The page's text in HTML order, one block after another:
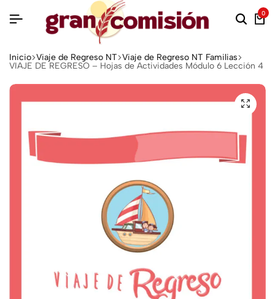
0
Inicio Viaje de Regreso NT Viaje de Regreso NT Familias
VIAJE DE REGRESO – Hojas de Actividades Módulo 6 Lección 4